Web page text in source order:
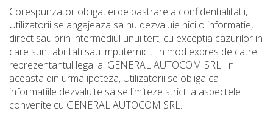
Corespunzator obligatiei de pastrare a confidentialitatii,
Utilizatorii se angajeaza sa nu dezvaluie nici o informatie,
direct sau prin intermediul unui tert, cu exceptia cazurilor in
care sunt abilitati sau imputerniciti in mod expres de catre
reprezentantul legal al GENERAL AUTOCOM SRL. In
aceasta din urma ipoteza, Utilizatorii se obliga ca
informatiile dezvaluite sa se limiteze strict la aspectele
convenite cu GENERAL AUTOCOM SRL.